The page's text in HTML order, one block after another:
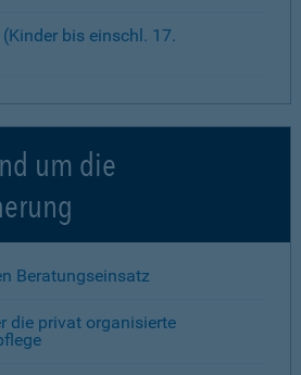
bis einschl. 17.
um die
Beratungseinsatz
die privat organisierte